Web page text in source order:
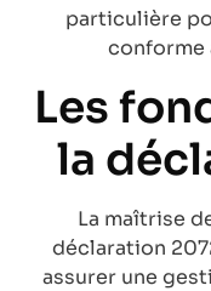
particulière
conforme
Les
la
La maîtrise
déclaration
assurer une